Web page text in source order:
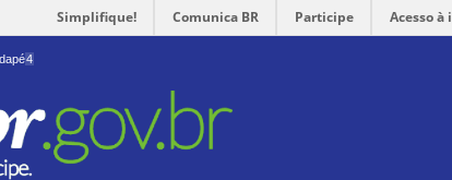
Simplifique! Comunica BR Participe Acesso
4